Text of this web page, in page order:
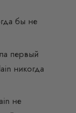
бы не
первый
никогда
не